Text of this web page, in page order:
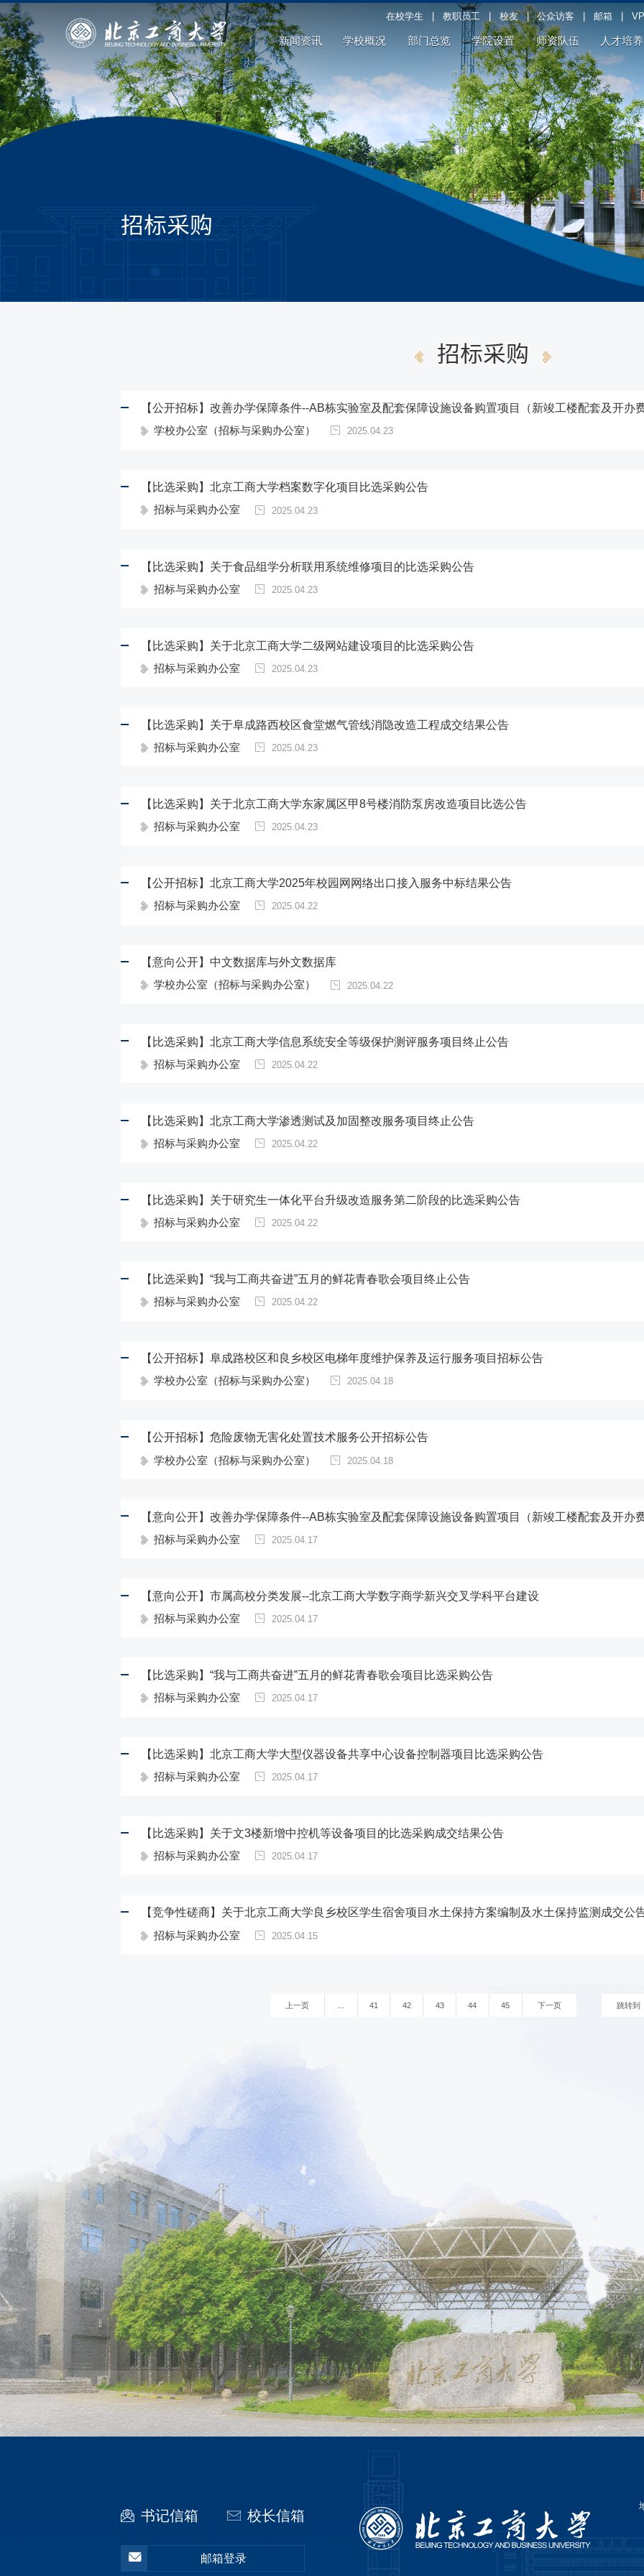
在校学生 教职员工 校友 | 公众访客 邮箱
新闻资讯 学校概况 部门总览 学院设置 师资队伍 人才培养
招标采购
招标采购
学校办公室（招标与采购办公室） 2025.04.23
【比选采购】北京工商大学档案数字化项目比选采购公告
招标与采购办公室 2025.04.23
【比选采购】关于食品组学分析联用系统维修项目的比选采购公告
招标与采购办公室 2025.04.23
【比选采购】关于北京工商大学二级网站建设项目的比选采购公告
招标与采购办公室 2025.04.23
【比选采购】关于阜成路西校区食堂燃气管线消隐改造工程成交结果公告
招标与采购办公室 2025.04.23
【比选采购】关于北京工商大学东家属区甲8号楼消防泵房改造项目比选公告
招标与采购办公室 2025.04.23
【公开招标】北京工商大学2025年校园网网络出口接入服务中标结果公告
招标与采购办公室 2025.04.22
【意向公开】中文数据库与外文数据库
学校办公室（招标与采购办公室） 2025.04.22
【比选采购】北京工商大学信息系统安全等级保护测评服务项目终止公告
招标与采购办公室 2025.04.22
【比选采购】北京工商大学渗透测试及加固整改服务项目终止公告
招标与采购办公室 2025.04.22
【比选采购】关于研究生一体化平台升级改造服务第二阶段的比选采购公告
招标与采购办公室 2025.04.22
【比选采购】“我与工商共奋进”五月的鲜花青春歌会项目终止公告
招标与采购办公室 2025.04.22
【公开招标】阜成路校区和良乡校区电梯年度维护保养及运行服务项目招标公告
学校办公室（招标与采购办公室） 2025.04.18
【公开招标】危险废物无害化处置技术服务公开招标公告
学校办公室（招标与采购办公室） 2025.04.18
招标与采购办公室 2025.04.17
【意向公开】市属高校分类发展--北京工商大学数字商学新兴交叉学科平台建设
招标与采购办公室 2025.04.17
【比选采购】“我与工商共奋进”五月的鲜花青春歌会项目比选采购公告
招标与采购办公室 2025.04.17
【比选采购】北京工商大学大型仪器设备共享中心设备控制器项目比选采购公告
招标与采购办公室 2025.04.17
【比选采购】关于文3楼新增中控机等设备项目的比选采购成交结果公告
招标与采购办公室 2025.04.17
【竞争性磋商】关于北京工商大学良乡校区学生宿舍项目水土保持方案编制及水土保持监测成交公
招标与采购办公室 2025.04.15
上一页 41 42 43 44 45 下一页 跳转到
书记信箱 校长信箱
邮箱登录